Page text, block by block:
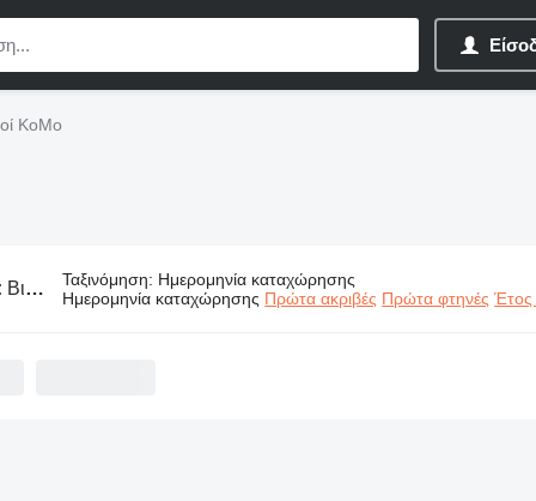
KoMo
Βιομηχανικοί εξοπλισμοί KoMo Ταξινόμηση: Ημερομηνία καταχώρησης
Ημερομηνία καταχώρησης Πρώτα ακριβές Πρώτα φτηνές Έτος